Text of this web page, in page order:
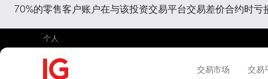
70%的零售客户账户在与该投资交易平台交易差价合约时
个人
交易市场 交易